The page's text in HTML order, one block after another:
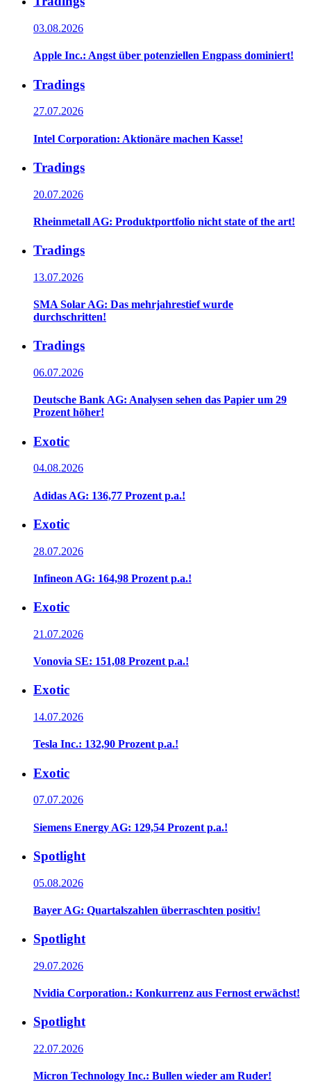
03.08.2026
Apple Inc.: Angst über potenziellen Engpass dominiert!
Tradings
27.07.2026
Intel Corporation: Aktionäre machen Kasse!
Tradings
20.07.2026
Rheinmetall AG: Produktportfolio nicht state of the art!
Tradings
13.07.2026
SMA Solar AG: Das mehrjahrestief wurde
durchschritten!
Tradings
06.07.2026
Deutsche Bank AG: Analysen sehen das Papier um 29
Prozent höher!
Exotic
04.08.2026
Adidas AG: 136,77 Prozent p.a.!
Exotic
28.07.2026
Infineon AG: 164,98 Prozent p.a.!
Exotic
21.07.2026
Vonovia SE: 151,08 Prozent p.a.!
Exotic
14.07.2026
Tesla Inc.: 132,90 Prozent p.a.!
Exotic
07.07.2026
Siemens Energy AG: 129,54 Prozent p.a.!
Spotlight
05.08.2026
Bayer AG: Quartalszahlen überraschten positiv!
Spotlight
29.07.2026
Nvidia Corporation.: Konkurrenz aus Fernost erwächst!
Spotlight
22.07.2026
Micron Technology Inc.: Bullen wieder am Ruder!